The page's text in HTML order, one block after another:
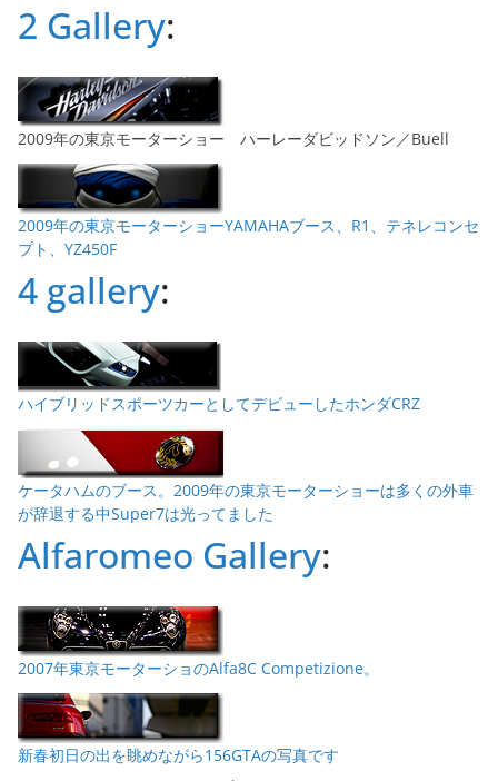
2 Gallery:
2009年の東京モーターショー ハーレーダビッドソン／Buell
2009年の東京モーターショーYAMAHAブース、R1、テネレコンセ
プト、YZ450F
4 gallery:
ハイブリッドスポーツカーとしてデビューしたホンダCRZ
ケータハムのブース。2009年の東京モーターショーは多くの外車
が辞退する中Super7は光ってました
Alfaromeo Gallery:
2007年東京モーターショのAlfa8C Competizione。
新春初日の出を眺めながら156GTAの写真です